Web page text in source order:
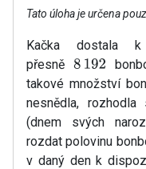
Tato úloha je určena
Kačka dostala k
přesně 8192
takové množství
nesnědla,
(dnem svých
rozdat polovinu
v daný den k